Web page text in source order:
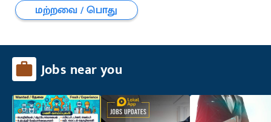
மற்றவை / பொது
Jobs near you